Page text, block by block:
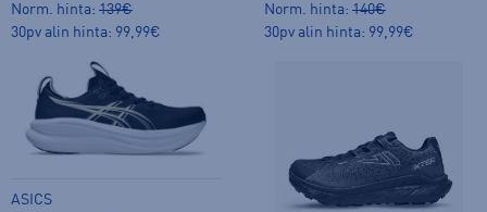
Norm. hinta: 139€
30pv alin hinta: 99,99€
Norm. hinta: 140€
30pv alin hinta: 99,99€
ASICS